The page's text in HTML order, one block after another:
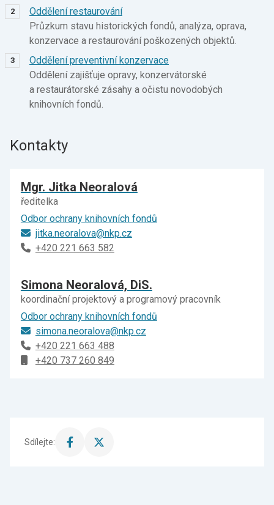
Oddělení restaurování
Průzkum stavu historických fondů, analýza, oprava,
konzervace a restaurování poškozených objektů.
Oddělení preventivní konzervace
Oddělení zajišťuje opravy, konzervátorské
a restaurátorské zásahy a očistu novodobých
knihovních fondů.
Kontakty
Mgr. Jitka Neoralová
ředitelka
Odbor ochrany knihovních fondů
jitka.neoralova@nkp.cz
+420 221 663 582
Simona Neoralová, DiS.
koordinační projektový a programový pracovník
Odbor ochrany knihovních fondů
simona.neoralova@nkp.cz
+420 221 663 488
+420 737 260 849
Sdílejte:
Sdílet
Sdílet